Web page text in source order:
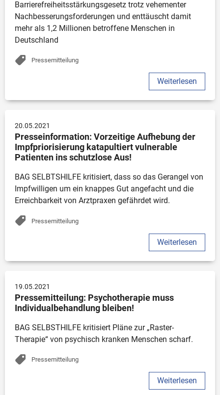
Kategorie
Pressemitteilung
Stellungnahme
Allgemeine Informationen
Sonstiges
Thema
Behindertenpolitik
Gesundheitspolitik
Deutscher Behindertenrat (DBR)
Sonstiges
Barrierefreiheitsstärkungsgesetz trotz vehementer
Nachbesserungsforderungen und enttäuscht damit
mehr als 1,2 Millionen betroffene Menschen in
Deutschland
Pressemitteilung
Weiterlesen
20.05.2021
Presseinformation: Vorzeitige Aufhebung der
Impfpriorisierung katapultiert vulnerable
Patienten ins schutzlose Aus!
BAG SELBTSHILFE kritisiert, dass so das Gerangel von
Impfwilligen um ein knappes Gut angefacht und die
Erreichbarkeit von Arztpraxen gefährdet wird.
Pressemitteilung
Weiterlesen
19.05.2021
Pressemitteilung: Psychotherapie muss
Individualbehandlung bleiben!
BAG SELBSTHILFE kritisiert Pläne zur „Raster-
Therapie“ von psychisch kranken Menschen scharf.
Pressemitteilung
Weiterlesen